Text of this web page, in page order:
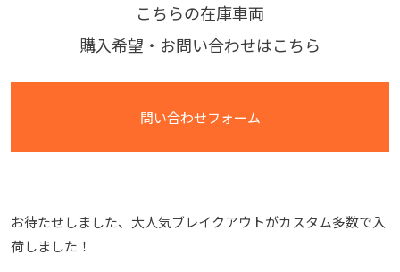
こちらの在庫車両
購入希望・お問い合わせはこちら
問い合わせフォーム
お待たせしました、大人気ブレイクアウトがカスタム多数で入
荷しました！